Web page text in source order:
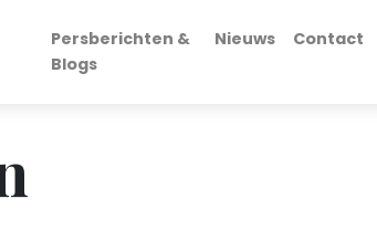
Persberichten &
Blogs
Nieuws Contact